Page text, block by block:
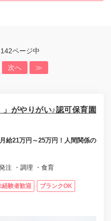
ページ中
次へ ≫
がやりがい♪認可保育園
給21万円～25万円！人間関係の
注 ・調理 ・食育
経験者歓迎 ブランクOK